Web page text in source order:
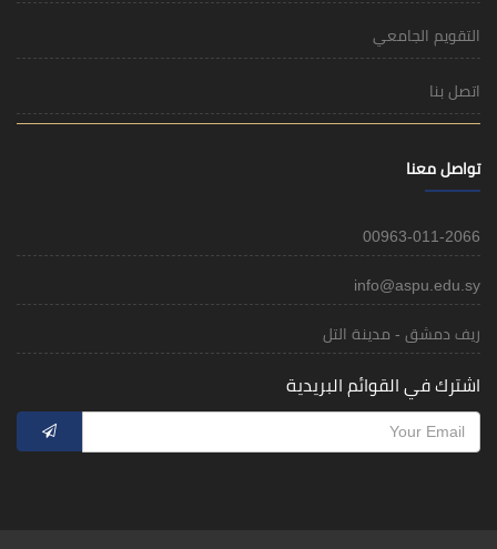
التقويم الجامعي
اتصل بنا
تواصل معنا
00963-011-2066
info@aspu.edu.sy
ريف دمشق - مدينة التل
اشترك في القوائم البريدية